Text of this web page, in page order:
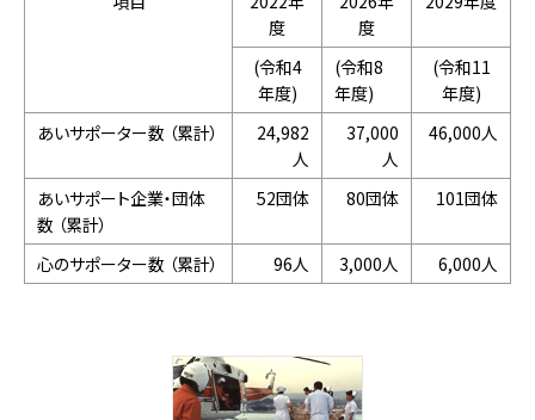
度
度
(令和4
年度)
(令和8
年度)
(令和11
年度)
あいサポーター数 （累計）
24,982
人
37,000
人
46,000人
あいサポート企業・団体
数 （累計）
52団体 80団体 101団体
心のサポーター数 （累計） 96人 3,000人 6,000人